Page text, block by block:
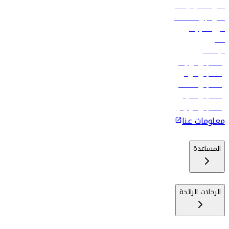
أدنى أسعار الرحلات
فلاي دبي للعطلات
تأجير السيارات
فنادق
الوظائف
رحلات إلى تبيليسي
رحلات إلى الرياض
رحلات إلى مسقط
رحلات إلى ماليه
رحلات إلى كولومبو
معلومات عنا
المساعدة
الرحلات الرائجة